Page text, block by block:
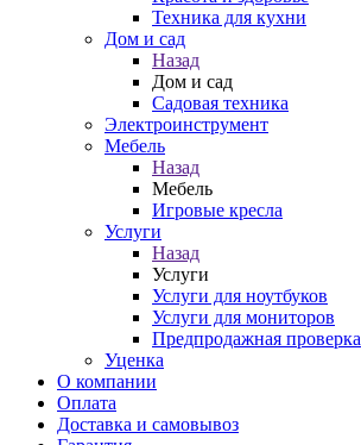
Техника для кухни
Дом и сад
Назад
Дом и сад
Садовая техника
Электроинструмент
Мебель
Назад
Мебель
Игровые кресла
Услуги
Назад
Услуги
Услуги для ноутбуков
Услуги для мониторов
Предпродажная проверка
Уценка
О компании
Оплата
Доставка и самовывоз